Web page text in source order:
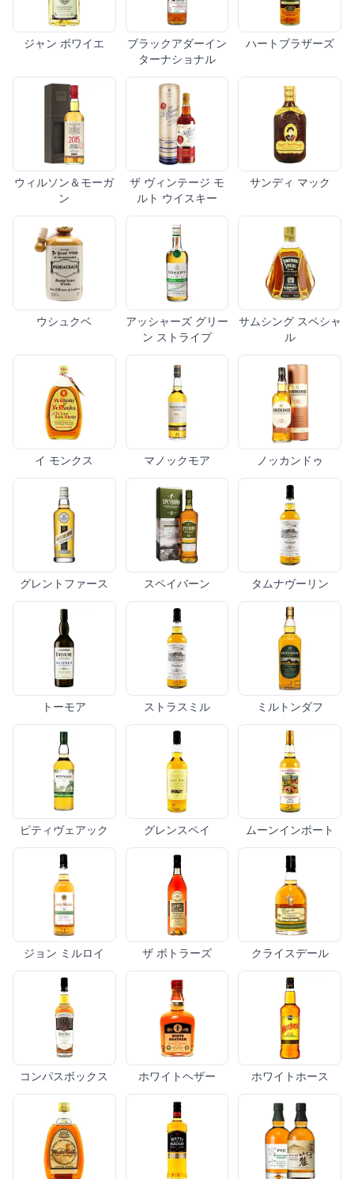
ジャン ボワイエ
ブラックアダーイン
ターナショナル
ハートブラザーズ
ウィルソン＆モーガ
ン
ザ ヴィンテージ モ
ルト ウイスキー
サンディ マック
ウシュクベ
アッシャーズ グリー
ン ストライプ
サムシング スペシャ
ル
イ モンクス マノックモア ノッカンドゥ
グレントファース スペイバーン タムナヴーリン
トーモア ストラスミル ミルトンダフ
ピティヴェアック グレンスペイ ムーンインポート
ジョン ミルロイ ザ ボトラーズ クライスデール
コンパスボックス ホワイトヘザー ホワイトホース